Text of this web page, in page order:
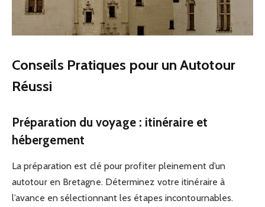
Conseils Pratiques pour un Autotour
Réussi
Préparation du voyage : itinéraire et
hébergement
La préparation est clé pour profiter pleinement d’un
autotour en Bretagne. Déterminez votre itinéraire à
l’avance en sélectionnant les étapes incontournables.